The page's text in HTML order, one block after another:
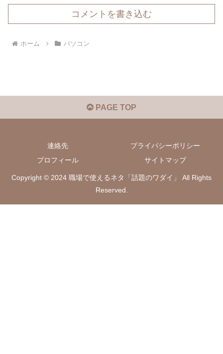
コメントを書き込む
ホーム パソコン
PAGE TOP
連絡先
プライバシーポリシー
プロフィール
サイトマップ
Copyright © 2024 職場で使えるネタ「話題のワダイ」 All Rights
Reserved.